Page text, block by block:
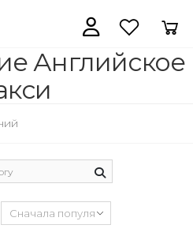
Английское